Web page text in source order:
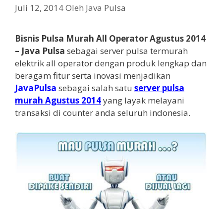
Juli 12, 2014Oleh Java Pulsa
Bisnis Pulsa Murah All Operator Agustus 2014
– Java Pulsa sebagai server pulsa termurah
elektrik all operator dengan produk lengkap dan
beragam fitur serta inovasi menjadikan
JavaPulsa sebagai salah satu server pulsa
murah Agustus 2014yang layak melayani
transaksi di counter anda seluruh indonesia.